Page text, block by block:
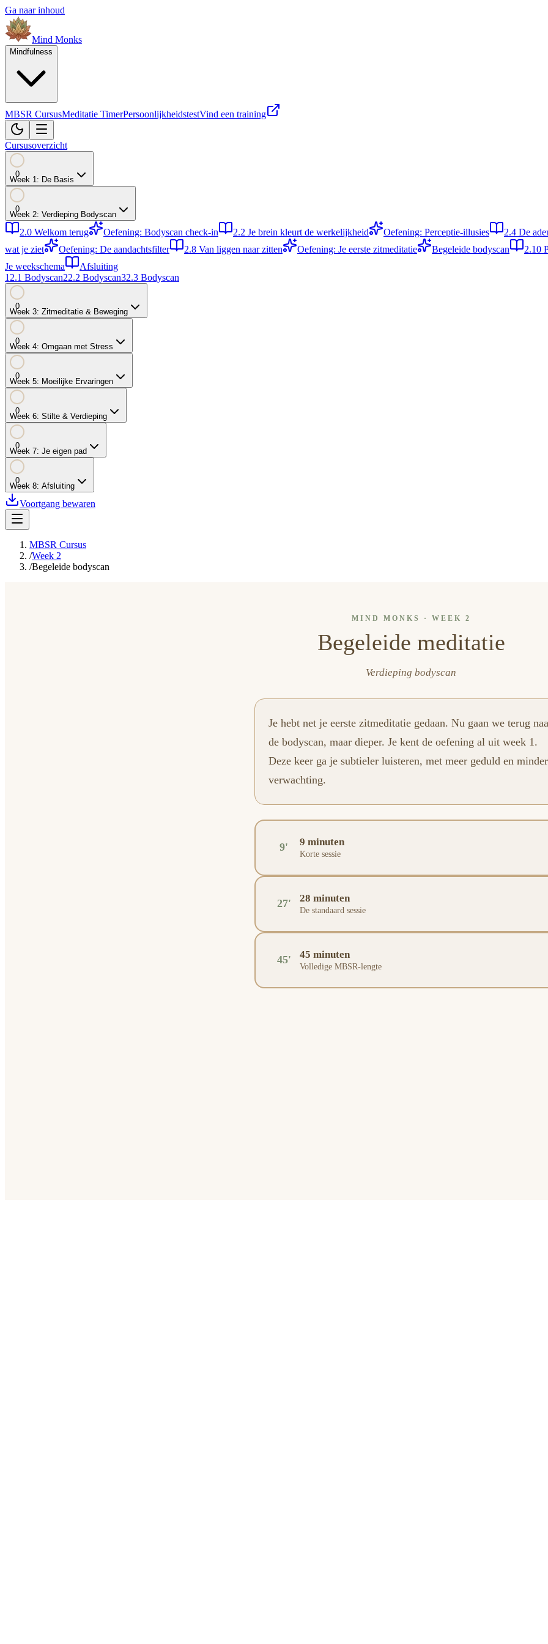
Ga naar inhoud
Mind Monks
Mindfulness
MBSR CursusMeditatie TimerPersoonlijkheidstestVind een training
Cursusoverzicht
0
Week 1: De Basis
0
Week 2: Verdieping Bodyscan
2.0 Welkom terug Oefening: Bodyscan check-in 2.2 Je brein kleurt de werkelijkheid Oefening: Perceptie-illusies 2.4 De
wat je ziet
Oefening: De aandachtsfilter 2.8 Van liggen naar zitten Oefening: Je eerste zitmeditatie Begeleide bodyscan 2.10
Je weekschema
Afsluiting
1 2.1 Bodyscan22.2 Bodyscan32.3 Bodyscan
0
Week 3: Zitmeditatie & Beweging
0
Week 4: Omgaan met Stress
0
Week 5: Moeilijke Ervaringen
0
Week 6: Stilte & Verdieping
0
Week 7: Je eigen pad
0
Week 8: Afsluiting
Voortgang bewaren
MBSR Cursus
/Week 2
/Begeleide bodyscan
MIND MONKS · WEEK 2
Begeleide meditatie
Verdieping bodyscan
Je hebt net je eerste zitmeditatie gedaan. Nu gaan we terug
de bodyscan, maar dieper. Je kent de oefening al uit week 1.
Deze keer ga je subtieler luisteren, met meer geduld en minder
verwachting.
9' 9 minuten
Korte sessie
27' 28 minuten
De standaard sessie
45' 45 minuten
Volledige MBSR-lengte